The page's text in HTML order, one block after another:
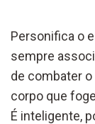
Personifica o
sempre
de combater
corpo que
É inteligente,